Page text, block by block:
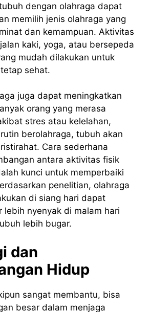
dengan olahraga dapat
memilih jenis olahraga yang
dan kemampuan. Aktivitas
kaki, yoga, atau bersepeda
mudah dilakukan untuk
sehat.
juga dapat meningkatkan
orang yang merasa
stres atau kelelahan,
berolahraga, tubuh akan
Cara sederhana
antara aktivitas fisik
kunci untuk memperbaiki
penelitian, olahraga
di siang hari dapat
lebih nyenyak di malam hari
lebih bugar.
dan
Hidup
sangat membantu, bisa
besar dalam menjaga